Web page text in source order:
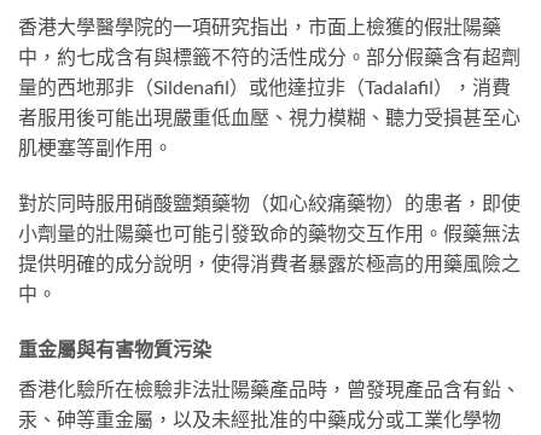
香港大學醫學院的一項研究指出，市面上檢獲的假壯陽藥
中，約七成含有與標籤不符的活性成分。部分假藥含有超劑
量的西地那非（Sildenafil）或他達拉非（Tadalafil），消費
者服用後可能出現嚴重低血壓、視力模糊、聽力受損甚至心
肌梗塞等副作用。
對於同時服用硝酸鹽類藥物（如心絞痛藥物）的患者，即使
小劑量的壯陽藥也可能引發致命的藥物交互作用。假藥無法
提供明確的成分說明，使得消費者暴露於極高的用藥風險之
中。
重金屬與有害物質污染
香港化驗所在檢驗非法壯陽藥產品時，曾發現產品含有鉛、
汞、砷等重金屬，以及未經批准的中藥成分或工業化學物